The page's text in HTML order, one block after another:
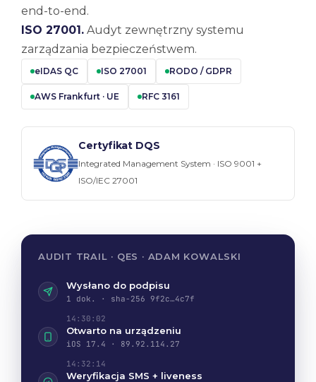
end-to-end.
ISO 27001. Audyt zewnętrzny systemu
zarządzania bezpieczeństwem.
eIDAS QC ISO 27001 RODO / GDPR
AWS Frankfurt · UE RFC 3161
Certyfikat DQS
Integrated Management System · ISO 9001 +
ISO/IEC 27001
AUDIT TRAIL · QES · ADAM KOWALSKI
Wysłano do podpisu
1 dok. · sha-256 9f2c…4c7f
14:30:02
Otwarto na urządzeniu
iOS 17.4 · 89.92.114.27
14:32:14
Weryfikacja SMS + liveness